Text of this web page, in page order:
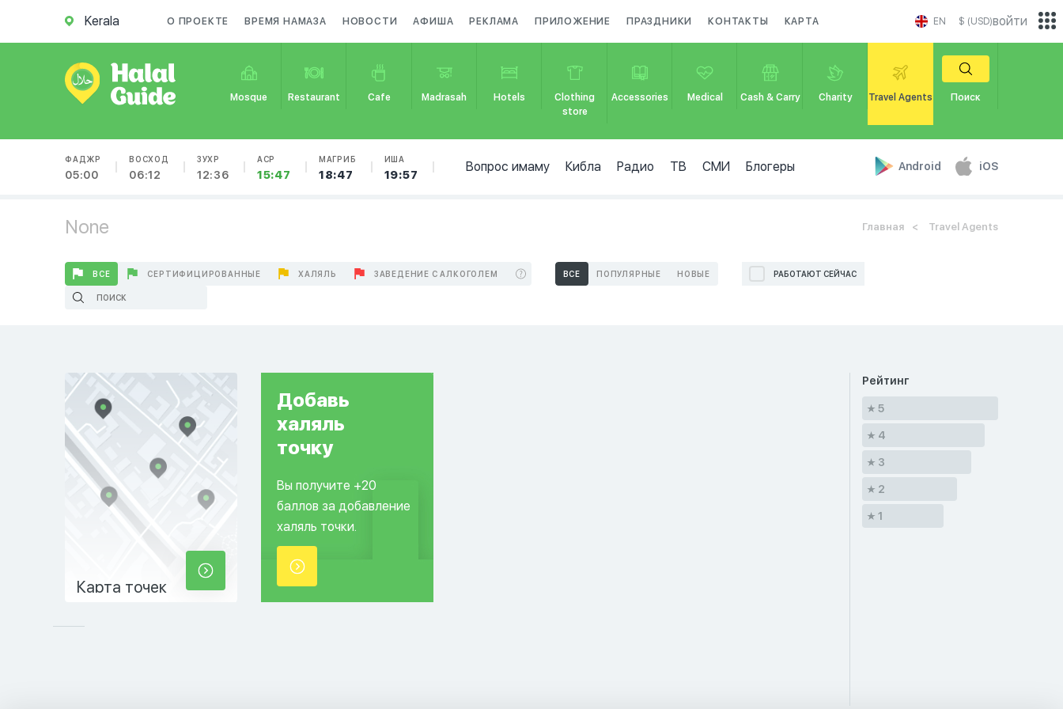
Kerala О ПРОЕКТЕ ВРЕМЯ НАМАЗА НОВОСТИ АФИША РЕКЛАМА ПРИЛОЖЕНИЕ ПРАЗДНИКИ КОНТАКТЫ КАРТА EN $ (USD)
Mosque Restaurant Cafe Madrasah Hotels
Clothing
store
Accessories Medical Cash & Carry Charity Travel Agents Поиск
ФАДЖР
05:00
ВОСХОД
06:12
ЗУХР
12:36
АСР
15:47
МАГРИБ
18:47
ИША
19:57
Вопрос имаму Кибла Радио ТВ СМИ Блогеры Android iOS
войти
None Главная Travel Agents
ВСЕ СЕРТИФИЦИРОВАННЫЕ ХАЛЯЛЬ ЗАВЕДЕНИЕ С АЛКОГОЛЕМ ВСЕ ПОПУЛЯРНЫЕ НОВЫЕ РАБОТАЮТ СЕЙЧАС
Карта точек
Добавь
халяль
точку
Вы получите +20
баллов за добавление
халяль точки.
Рейтинг
5
4
3
2
1